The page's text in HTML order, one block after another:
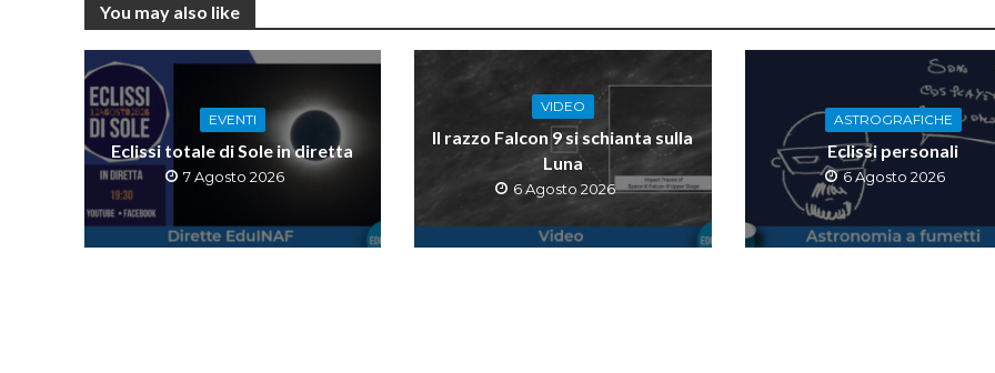
You may also like
EVENTI
Eclissi totale di Sole in diretta
7 Agosto 2026
VIDEO
Il razzo Falcon 9 si schianta sulla
Luna
6 Agosto 2026
ASTROGRAFICHE
Eclissi personali
6 Agosto 2026